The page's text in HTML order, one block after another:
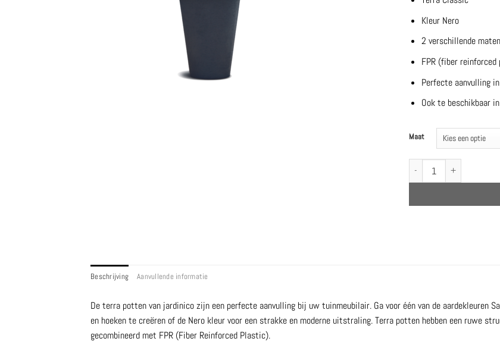
Kleur Nero
2 verschillende
FPR (fiber
Perfecte aanvulling
Ook te beschikbaar
Maat
Terra Classic | Nero | 2
Beschrijving Aanvullende informatie
De terra potten van jardinico zijn een perfecte aanvulling bij uw tuinmeubilair. Ga voor één van de aardekleuren
en hoeken te creëren of de Nero kleur voor een strakke en moderne uitstraling. Terra potten hebben een ruwe
gecombineerd met FPR (Fiber Reinforced Plastic).